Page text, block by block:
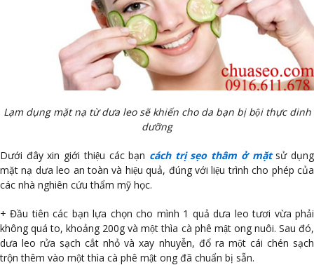
Lạm dụng mặt nạ từ dưa leo sẽ khiến cho da bạn bị bội thực dinh
dưỡng
Dưới đây xin giới thiệu các bạn cách trị sẹo thâm ở mặtsử dụng
mặt nạ dưa leo an toàn và hiệu quả, đúng với liệu trình cho phép của
các nhà nghiên cứu thẩm mỹ học.
+ Đầu tiên các bạn lựa chọn cho mình 1 quả dưa leo tươi vừa phải
không quá to, khoảng 200g và một thìa cà phê mật ong nuôi. Sau đó,
dưa leo rửa sạch cắt nhỏ và xay nhuyễn, đổ ra một cái chén sạch
trộn thêm vào một thìa cà phê mật ong đã chuẩn bị sẵn.